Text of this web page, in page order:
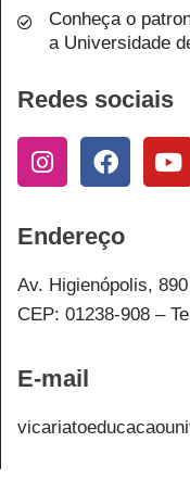
Conheça o
a Universidade
Redes sociais
Endereço
Av. Higienópolis,
CEP: 01238-908 –
E-mail